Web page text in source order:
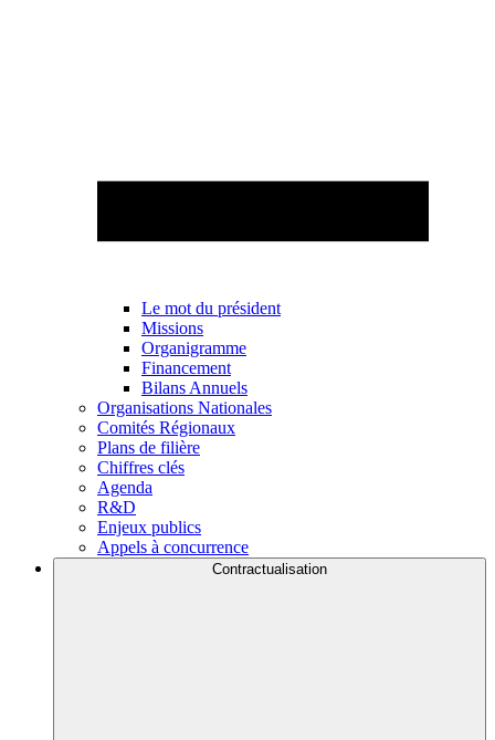
Le mot du président
Missions
Organigramme
Financement
Bilans Annuels
Organisations Nationales
Comités Régionaux
Plans de filière
Chiffres clés
Agenda
R&D
Enjeux publics
Appels à concurrence
Contractualisation